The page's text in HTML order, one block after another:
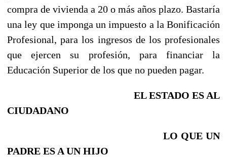
compra de vivienda a 20 o más años plazo. Bastaría
una ley que imponga un impuesto a la Bonificación
Profesional, para los ingresos de los profesionales
que ejercen su profesión, para financiar la
Educación Superior de los que no pueden pagar.
EL ESTADO ES AL
CIUDADANO
LO QUE UN
PADRE ES A UN HIJO